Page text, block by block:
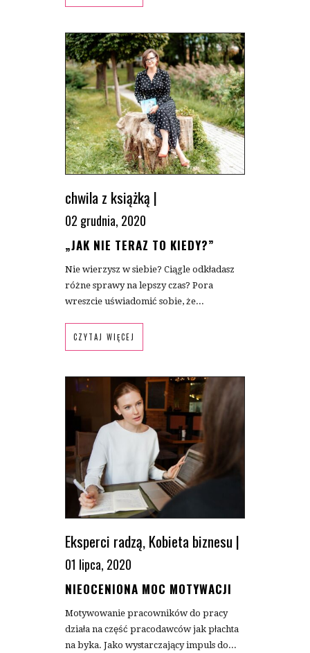
chwila z książką |
02 grudnia, 2020
„JAK NIE TERAZ TO KIEDY?”
Nie wierzysz w siebie? Ciągle odkładasz
różne sprawy na lepszy czas? Pora
wreszcie uświadomić sobie, że...
CZYTAJ WIĘCEJ
Eksperci radzą,Kobieta biznesu |
01 lipca, 2020
NIEOCENIONA MOC MOTYWACJI
Motywowanie pracowników do pracy
działa na część pracodawców jak płachta
na byka. Jako wystarczający impuls do...